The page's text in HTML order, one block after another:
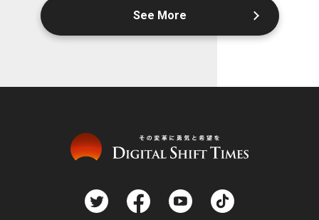
See More